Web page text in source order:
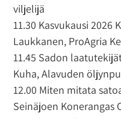
viljelijä
11.30 Kasvukausi 2026
Laukkanen, ProAgria
11.45 Sadon
Kuha, Alavuden
12.00 Miten mitata
Seinäjoen Konerangas